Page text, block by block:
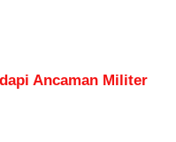
Ancaman Militer